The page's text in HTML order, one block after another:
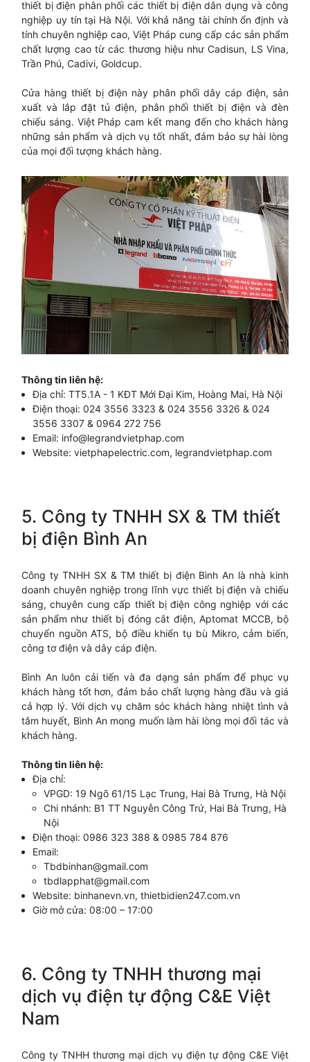
thiết bị điện phân phối các thiết bị điện dân dụng và công
nghiệp uy tín tại Hà Nội. Với khả năng tài chính ổn định và
tính chuyên nghiệp cao, Việt Pháp cung cấp các sản phẩm
chất lượng cao từ các thương hiệu như Cadisun, LS Vina,
Trần Phú, Cadivi, Goldcup.
Cửa hàng thiết bị điện này phân phối dây cáp điện, sản
xuất và lắp đặt tủ điện, phân phối thiết bị điện và đèn
chiếu sáng. Việt Pháp cam kết mang đến cho khách hàng
những sản phẩm và dịch vụ tốt nhất, đảm bảo sự hài lòng
của mọi đối tượng khách hàng.
Thông tin liên hệ:
Địa chỉ: TT5.1A - 1 KĐT Mới Đại Kim, Hoàng Mai, Hà Nội
Điện thoại: 024 3556 3323 & 024 3556 3326 & 024
3556 3307 & 0964 272 756
Email: info@legrandvietphap.com
Website: vietphapelectric.com, legrandvietphap.com
5. Công ty TNHH SX & TM thiết
bị điện Bình An
Công ty TNHH SX & TM thiết bị điện Bình An là nhà kinh
doanh chuyên nghiệp trong lĩnh vực thiết bị điện và chiếu
sáng, chuyên cung cấp thiết bị điện công nghiệp với các
sản phẩm như thiết bị đóng cắt điện, Aptomat MCCB, bộ
chuyển nguồn ATS, bộ điều khiển tụ bù Mikro, cảm biến,
công tơ điện và dây cáp điện.
Bình An luôn cải tiến và đa dạng sản phẩm để phục vụ
khách hàng tốt hơn, đảm bảo chất lượng hàng đầu và giá
cả hợp lý. Với dịch vụ chăm sóc khách hàng nhiệt tình và
tâm huyết, Bình An mong muốn làm hài lòng mọi đối tác và
khách hàng.
Thông tin liên hệ:
Địa chỉ:
VPGD: 19 Ngõ 61/15 Lạc Trung, Hai Bà Trưng, Hà Nội
Chi nhánh: B1 TT Nguyễn Công Trứ, Hai Bà Trưng, Hà
Nội
Điện thoại: 0986 323 388 & 0985 784 876
Email:
Tbdbinhan@gmail.com
tbdlapphat@gmail.com
Website: binhanevn.vn, thietbidien247.com.vn
Giờ mở cửa: 08:00 – 17:00
6. Công ty TNHH thương mại
dịch vụ điện tự động C&E Việt
Nam
Công ty TNHH thương mại dịch vụ điện tự động C&E Việt